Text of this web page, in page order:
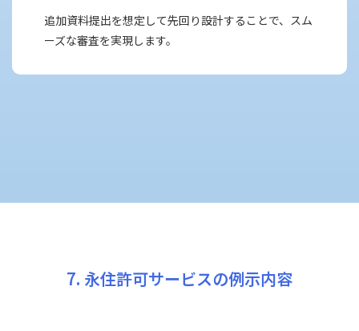
追加資料提出を想定して先回り設計することで、スム
ーズな審査を実現します。
7. 永住許可サービスの例示内容